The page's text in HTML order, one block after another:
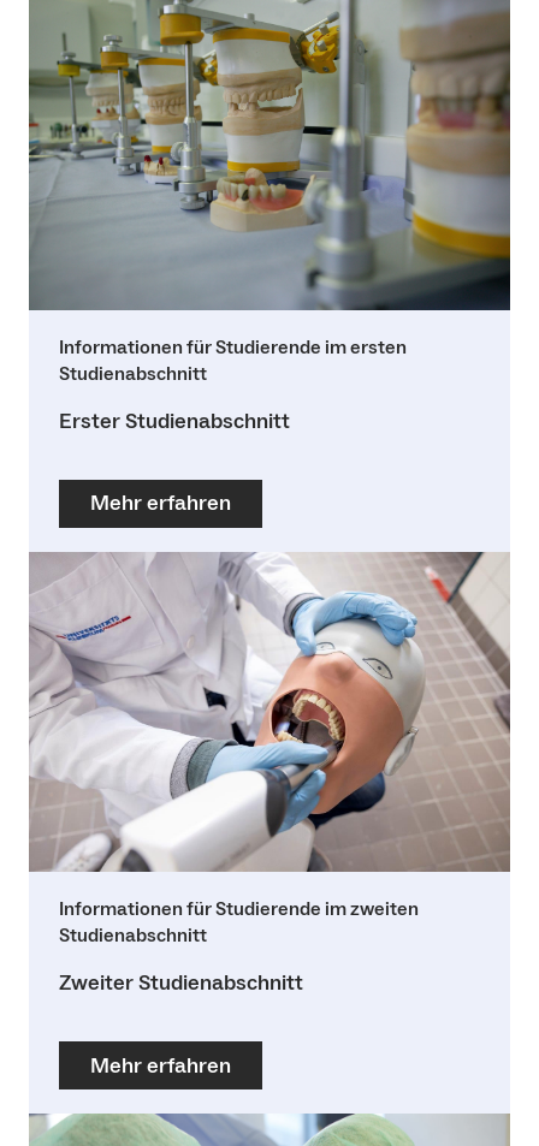
Informationen für Studierende im ersten
Studienabschnitt
Erster Studienabschnitt
Mehr erfahren
Informationen für Studierende im zweiten
Studienabschnitt
Zweiter Studienabschnitt
Mehr erfahren